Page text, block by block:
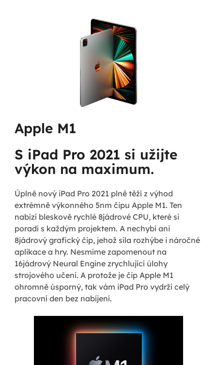
Apple M1
S iPad Pro 2021 si užijte
výkon na maximum.
Úplně nový iPad Pro 2021 plně těží z výhod
extrémně výkonného 5nm čipu Apple M1. Ten
nabízí bleskově rychlé 8jádrové CPU, které si
poradí s každým projektem. A nechybí ani
8jádrový grafický čip, jehož síla rozhýbe i náročné
aplikace a hry. Nesmíme zapomenout na
16jádrový Neural Engine zrychlující úlohy
strojového učení. A protože je čip Apple M1
ohromně úsporný, tak vám iPad Pro vydrží celý
pracovní den bez nabíjení.